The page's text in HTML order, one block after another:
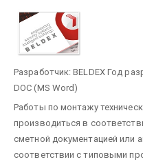
Разработчик: BELDEXГод
DOC (MS Word)
Работы по монтажу
производиться в
сметной документацией или
соответствии с типовыми